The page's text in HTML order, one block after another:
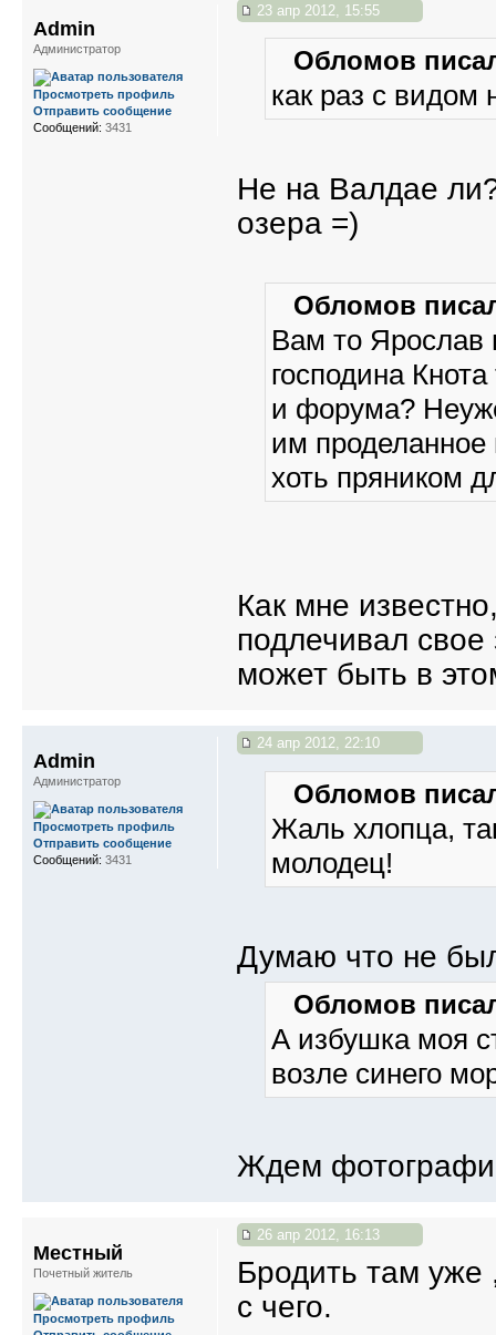
23 апр 2012, 15:55
Обломов
как раз с видом
Не на Валдае
озера =)
Обломов
Вам то Ярослав
господина
и форума?
им
хоть пряником
Как мне
подлечивал
может быть в
Admin
Администратор
Просмотреть профиль
Отправить сообщение
Сообщений: 3431
24 апр 2012, 22:10
Обломов
Жаль хлопца,
молодец!
Думаю что не
Обломов
А избушка моя
возле синего
Ждем
Admin
Администратор
Просмотреть профиль
Отправить сообщение
Сообщений: 3431
26 апр 2012, 16:13
Бродить там уже
с чего.
Местный
Почетный житель
Просмотреть профиль